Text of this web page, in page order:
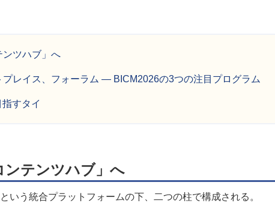
ンツハブ」へ
プレイス、フォーラム ― BICM2026の3つの注目プログラム
すタイ
ンテンツハブ」へ
いう統合プラットフォームの下、二つの柱で構成される。